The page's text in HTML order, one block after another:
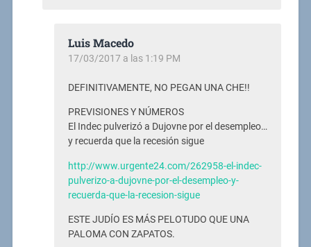
Luis Macedo
17/03/2017 a las 1:19 PM
DEFINITIVAMENTE, NO PEGAN UNA CHE!!
PREVISIONES Y NÚMEROS
El Indec pulverizó a Dujovne por el desempleo…
y recuerda que la recesión sigue
http://www.urgente24.com/262958-el-indec-
pulverizo-a-dujovne-por-el-desempleo-y-
recuerda-que-la-recesion-sigue
ESTE JUDÍO ES MÁS PELOTUDO QUE UNA
PALOMA CON ZAPATOS.